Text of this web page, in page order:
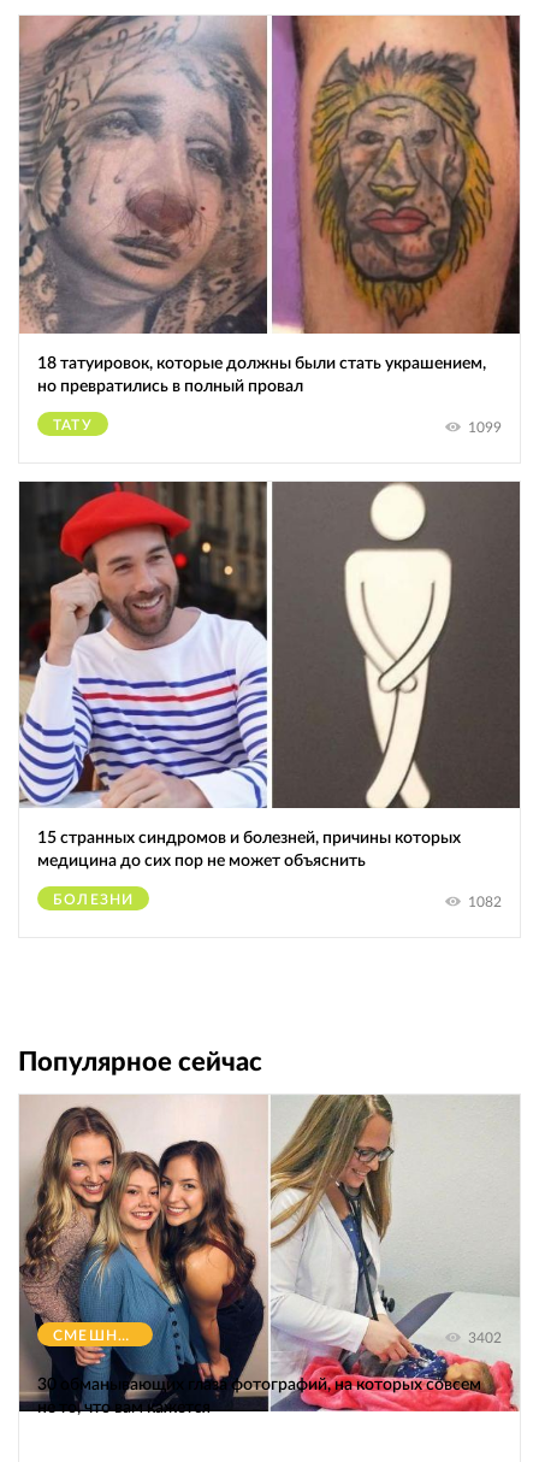
18 татуировок, которые должны были стать украшением,
но превратились в полный провал
ТАТУ 1099
15 странных синдромов и болезней, причины которых
медицина до сих пор не может объяснить
БОЛЕЗНИ 1082
Популярное сейчас
СМЕШНОЕ 3402
30 обманывающих глаза фотографий, на которых совсем
не то, что вам кажется